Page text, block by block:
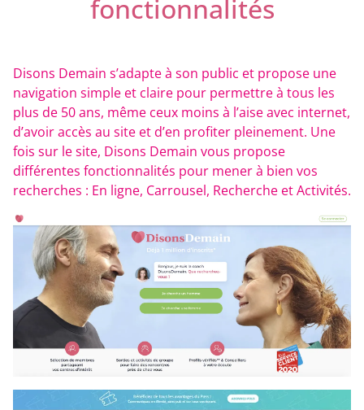
fonctionnalités
Disons Demain s’adapte à son public et propose une
navigation simple et claire pour permettre à tous les
plus de 50 ans, même ceux moins à l’aise avec internet,
d’avoir accès au site et d’en profiter pleinement. Une
fois sur le site, Disons Demain vous propose
différentes fonctionnalités pour mener à bien vos
recherches : En ligne, Carrousel, Recherche et Activités.